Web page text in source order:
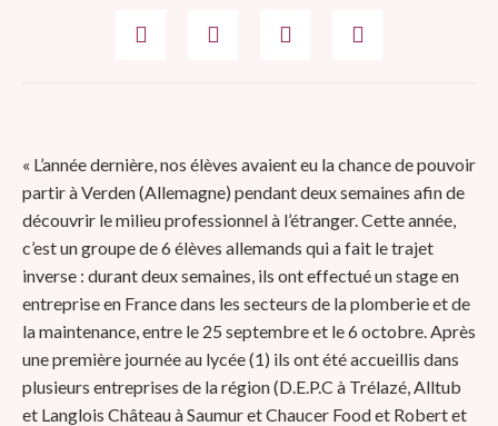
« L’année dernière, nos élèves avaient eu la chance de pouvoir
partir à Verden (Allemagne) pendant deux semaines afin de
découvrir le milieu professionnel à l’étranger. Cette année,
c’est un groupe de 6 élèves allemands qui a fait le trajet
inverse : durant deux semaines, ils ont effectué un stage en
entreprise en France dans les secteurs de la plomberie et de
la maintenance, entre le 25 septembre et le 6 octobre. Après
une première journée au lycée (1) ils ont été accueillis dans
plusieurs entreprises de la région (D.E.P.C à Trélazé, Alltub
et Langlois Château à Saumur et Chaucer Food et Robert et